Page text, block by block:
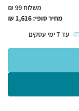
משלוח 99 ₪
מחיר סופי: 1,616
₪
עד7ימי עסקים